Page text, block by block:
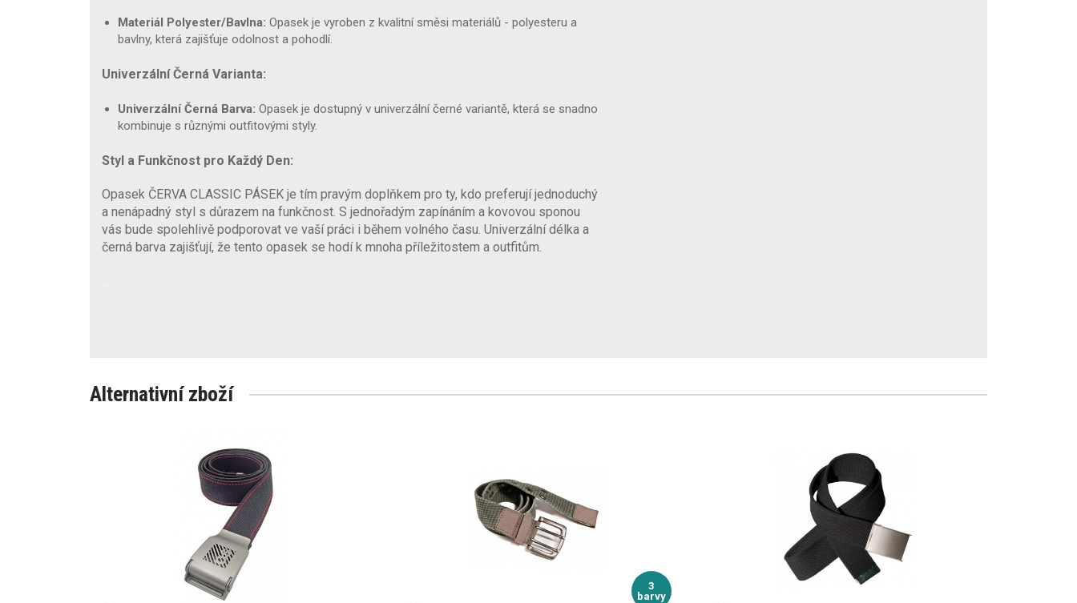
Materiál Polyester/Bavlna: Opasek je vyroben z kvalitní směsi materiálů - polyesteru a
bavlny, která zajišťuje odolnost a pohodlí.
Univerzální Černá Varianta:
Univerzální Černá Barva: Opasek je dostupný v univerzální černé variantě, která se snadno
kombinuje s různými outfitovými styly.
Styl a Funkčnost pro Každý Den:
Opasek ČERVA CLASSIC PÁSEK je tím pravým doplňkem pro ty, kdo preferují jednoduchý
a nenápadný styl s důrazem na funkčnost. S jednořadým zapínáním a kovovou sponou
vás bude spolehlivě podporovat ve vaší práci i během volného času. Univerzální délka a
černá barva zajišťují, že tento opasek se hodí k mnoha příležitostem a outfitům.
Alternativní zboží
3
barvy